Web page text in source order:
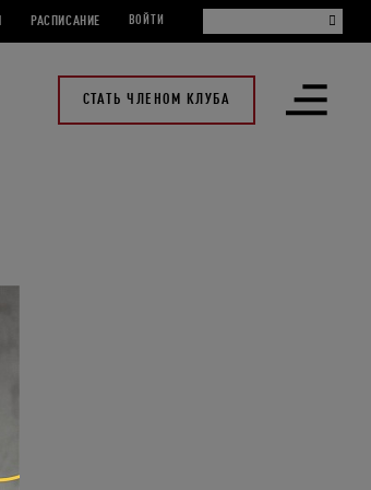
РАСПИСАНИЕ ВОЙТИ
СТАТЬ ЧЛЕНОМ КЛУБА
Открыть
меню